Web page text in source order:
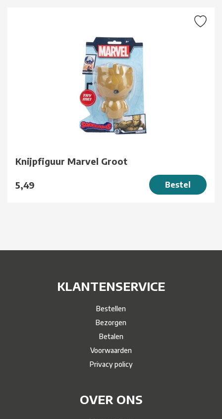
Knijpfiguur Marvel Groot
5,49 Bestel
KLANTENSERVICE
Bestellen
Bezorgen
Betalen
Voorwaarden
Privacy policy
OVER ONS